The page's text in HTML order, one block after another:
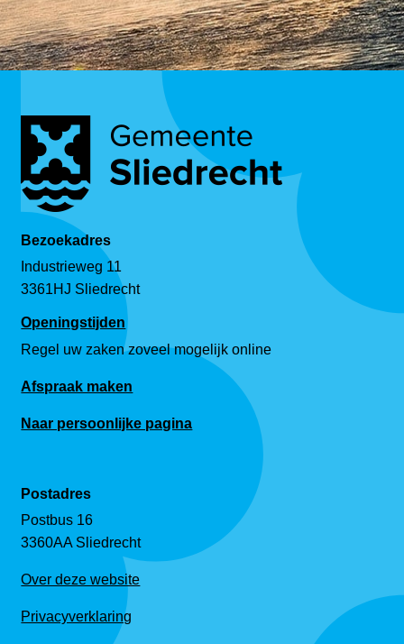
Bezoekadres
Industrieweg 11
3361HJ Sliedrecht
Openingstijden
Regel uw zaken zoveel mogelijk online
Afspraak maken
Naar persoonlijke pagina
Postadres
Postbus 16
3360AA Sliedrecht
Over deze website
Privacyverklaring